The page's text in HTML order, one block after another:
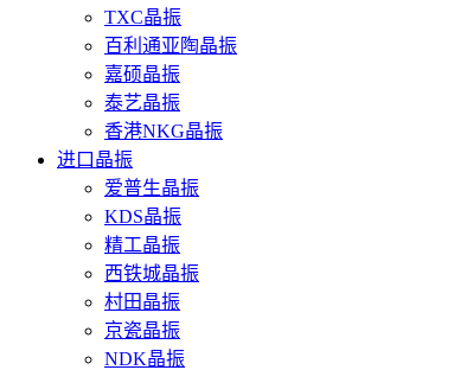
TXC晶振
百利通亚陶晶振
嘉硕晶振
泰艺晶振
香港NKG晶振
进口晶振
爱普生晶振
KDS晶振
精工晶振
西铁城晶振
村田晶振
京瓷晶振
NDK晶振